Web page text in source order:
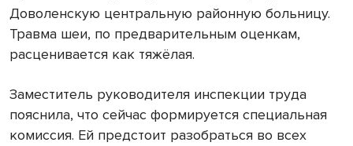
Доволенскую центральную районную больницу.
Травма шеи, по предварительным оценкам,
расценивается как тяжёлая.
Заместитель руководителя инспекции труда
пояснила, что сейчас формируется специальная
комиссия. Ей предстоит разобраться во всех